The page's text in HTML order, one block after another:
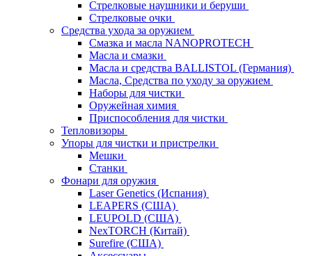
Стрелковые наушники и беруши
Стрелковые очки
Средства ухода за оружием
Смазка и масла NANOPROTECH
Масла и смазки
Масла и средства BALLISTOL (Германия)
Масла, Средства по уходу за оружием
Наборы для чистки
Оружейная химия
Приспособления для чистки
Тепловизоры
Упоры для чистки и пристрелки
Мешки
Станки
Фонари для оружия
Laser Genetics (Испания)
LEAPERS (США)
LEUPOLD (США)
NexTORCH (Китай)
Surefire (США)